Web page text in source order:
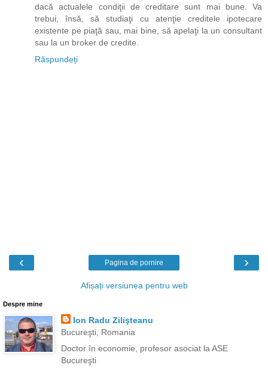
dacă actualele condiţii de creditare sunt mai bune. Va
trebui, însă, să studiaţi cu atenţie creditele ipotecare
existente pe piaţă sau, mai bine, să apelaţi la un consultant
sau la un broker de credite.
Răspundeți
‹ ›
Pagina de pornire
Afișați versiunea pentru web
Despre mine
Ion Radu Zilişteanu
Bucureşti, Romania
Doctor în economie, profesor asociat la ASE
Bucureşti